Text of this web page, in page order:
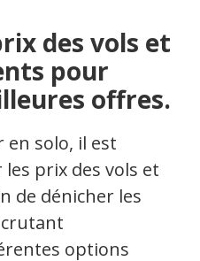
des vols et
pour
offres.
en solo, il est
prix des vols et
de dénicher les
options